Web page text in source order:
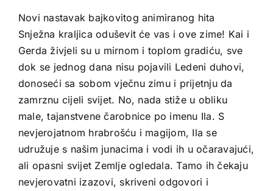
Novi nastavak bajkovitog animiranog hita
Snježna kraljica oduševit će vas i ove zime! Kai i
Gerda živjeli su u mirnom i toplom gradiću, sve
dok se jednog dana nisu pojavili Ledeni duhovi,
donoseći sa sobom vječnu zimu i prijetnju da
zamrznu cijeli svijet. No, nada stiže u obliku
male, tajanstvene čarobnice po imenu Ila. S
nevjerojatnom hrabrošću i magijom, Ila se
udružuje s našim junacima i vodi ih u očaravajući,
ali opasni svijet Zemlje ogledala. Tamo ih čekaju
nevjerovatni izazovi, skriveni odgovori i